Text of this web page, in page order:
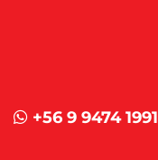
+56 9 9474 1991